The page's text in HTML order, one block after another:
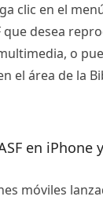
clic en el
que desea
o
el área de la
en iPhone
móviles